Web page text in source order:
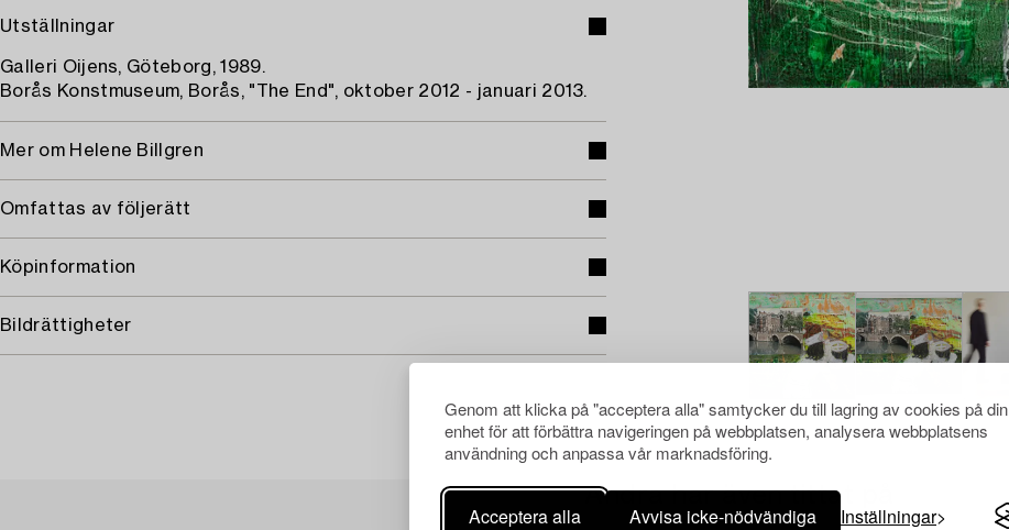
Genom att klicka på "acceptera alla" samtycker du till lagring av cookies på din
enhet för att förbättra navigeringen på webbplatsen, analysera webbplatsens
användning och anpassa vår marknadsföring.
Acceptera alla Avvisa icke-nödvändiga Inställningar
Utställningar
Galleri Oijens, Göteborg, 1989.
Borås Konstmuseum, Borås, "The End", oktober 2012 - januari 2013.
Mer om Helene Billgren
Omfattas av följerätt
Köpinformation
Bildrättigheter
Andra har även tittat på